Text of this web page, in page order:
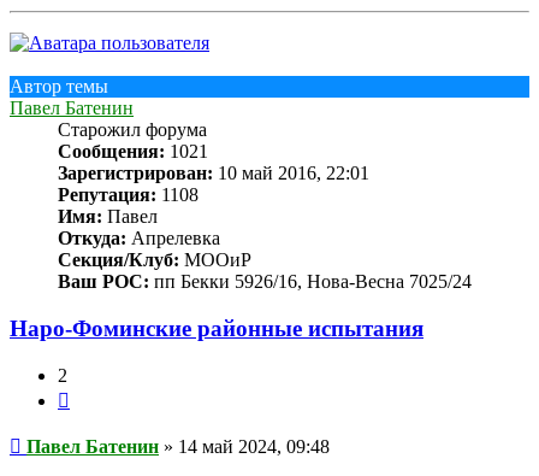
Автор темы
Павел Батенин
Старожил форума
Сообщения: 1021
Зарегистрирован: 10 май 2016, 22:01
Репутация: 1108
Имя: Павел
Откуда: Апрелевка
Секция/Клуб: МООиР
Ваш РОС: пп Бекки 5926/16, Нова-Весна 7025/24
Наро-Фоминские районные испытания
2
Сообщение
Павел Батенин » 14 май 2024, 09:48